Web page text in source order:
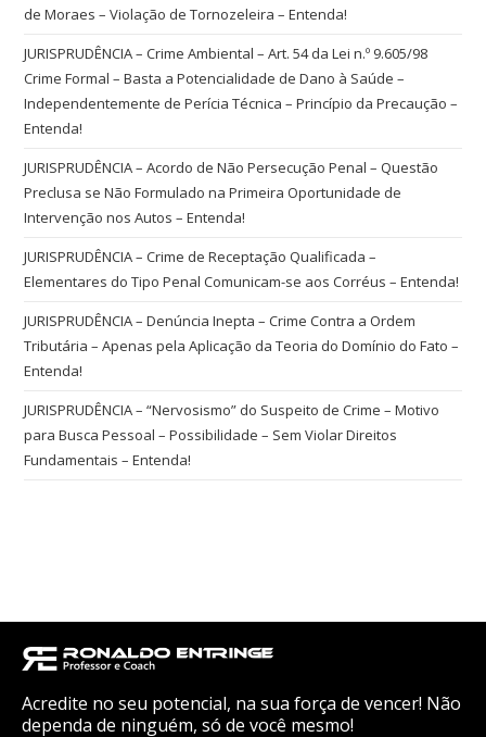
de Moraes – Violação de Tornozeleira – Entenda!
JURISPRUDÊNCIA – Crime Ambiental – Art. 54 da Lei n.º 9.605/98
Crime Formal – Basta a Potencialidade de Dano à Saúde –
Independentemente de Perícia Técnica – Princípio da Precaução –
Entenda!
JURISPRUDÊNCIA – Acordo de Não Persecução Penal – Questão
Preclusa se Não Formulado na Primeira Oportunidade de
Intervenção nos Autos – Entenda!
JURISPRUDÊNCIA – Crime de Receptação Qualificada –
Elementares do Tipo Penal Comunicam-se aos Corréus – Entenda!
JURISPRUDÊNCIA – Denúncia Inepta – Crime Contra a Ordem
Tributária – Apenas pela Aplicação da Teoria do Domínio do Fato –
Entenda!
JURISPRUDÊNCIA – “Nervosismo” do Suspeito de Crime – Motivo
para Busca Pessoal – Possibilidade – Sem Violar Direitos
Fundamentais – Entenda!
Acredite no seu potencial, na sua força de vencer! Não
dependa de ninguém, só de você mesmo!